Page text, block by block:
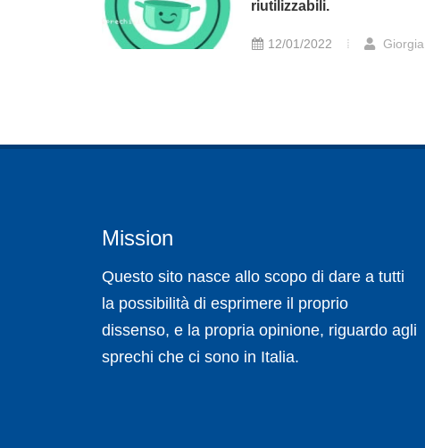
riutilizzabili.
12/01/2022 Giorgia
Mission
Questo sito nasce allo scopo di dare a tutti
la possibilità di esprimere il proprio
dissenso, e la propria opinione, riguardo agli
sprechi che ci sono in Italia.